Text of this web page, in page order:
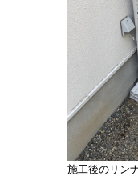
施工後のリン